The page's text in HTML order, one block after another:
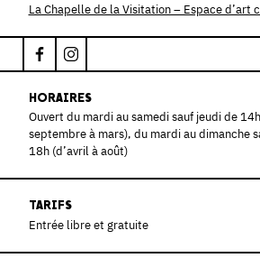
La Chapelle de la Visitation – Espace d’art
HORAIRES
Ouvert du mardi au samedi sauf jeudi de
septembre à mars), du mardi au dimanche
18h (d’avril à août)
TARIFS
Entrée libre et gratuite